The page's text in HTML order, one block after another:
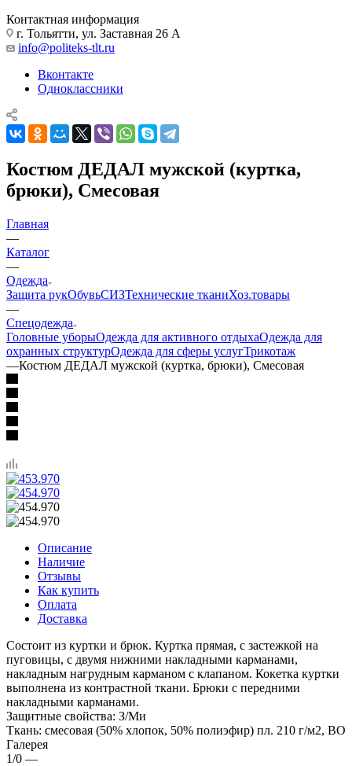
Контактная информация
г. Тольятти, ул. Заставная 26 А
info@politeks-tlt.ru
Вконтакте
Одноклассники
Костюм ДЕДАЛ мужской (куртка,
брюки), Смесовая
Главная
—
Каталог
—
Одежда
Защита рукОбувьСИЗТехнические тканиХоз.товары
—
Спецодежда
Головные уборыОдежда для активного отдыхаОдежда для
охранных структурОдежда для сферы услугТрикотаж
—Костюм ДЕДАЛ мужской (куртка, брюки), Смесовая
Описание
Наличие
Отзывы
Как купить
Оплата
Доставка
Состоит из куртки и брюк. Куртка прямая, с застежкой на
пуговицы, с двумя нижними накладными карманами,
накладным нагрудным карманом с клапаном. Кокетка куртки
выполнена из контрастной ткани. Брюки с передними
накладными карманами.
Защитные свойства: З/Ми
Ткань: смесовая (50% хлопок, 50% полиэфир) пл. 210 г/м2, ВО
Галерея
1/0 —